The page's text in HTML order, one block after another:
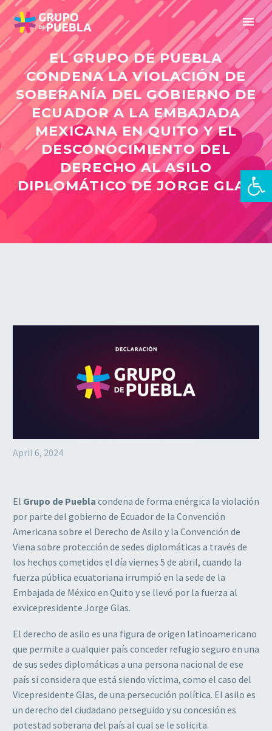
EL GRUPO DE PUEBLA
CONDENA LA VIOLACIÓN DE
SOBERANÍA DEL GOBIERNO DE
ECUADOR A LA EMBAJADA
MEXICANA EN QUITO Y EL
DESCONOCIMIENTO DEL
DERECHO AL ASILO
DIPLOMÁTICO DE JORGE GLAS
April 6, 2024
El Grupo de Puebla condena de forma enérgica la violación
por parte del gobierno de Ecuador de la Convención
Americana sobre el Derecho de Asilo y la Convención de
Viena sobre protección de sedes diplomáticas a través de
los hechos cometidos el día viernes 5 de abril, cuando la
fuerza pública ecuatoriana irrumpió en la sede de la
Embajada de México en Quito y se llevó por la fuerza al
exvicepresidente Jorge Glas.
El derecho de asilo es una figura de origen latinoamericano
que permite a cualquier país conceder refugio seguro en una
de sus sedes diplomáticas a una persona nacional de ese
país si considera que está siendo víctima, como el caso del
Vicepresidente Glas, de una persecución política. El asilo es
un derecho del ciudadano perseguido y su concesión es
potestad soberana del país al cual se le solicita.